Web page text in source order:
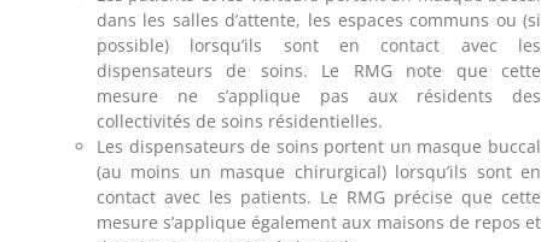
dans les salles d’attente, les espaces communs ou (si
possible) lorsqu’ils sont en contact avec les
dispensateurs de soins. Le RMG note que cette
mesure ne s’applique pas aux résidents des
collectivités de soins résidentielles.
Les dispensateurs de soins portent un masque buccal
(au moins un masque chirurgical) lorsqu’ils sont en
contact avec les patients. Le RMG précise que cette
mesure s’applique également aux maisons de repos et